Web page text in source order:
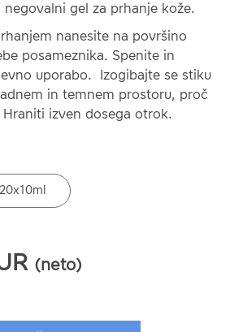
gel za prhanje kože.
nanesite na površino
posameznika. Spenite in
uporabo. Izogibajte se stiku
in temnem prostoru, proč
izven dosega otrok.
20x10ml
(neto)